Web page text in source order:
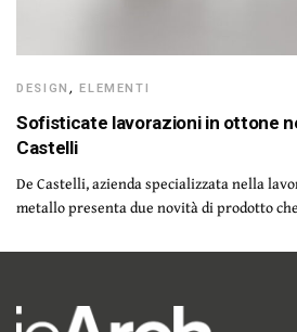
DESIGN ,ELEMENTI
Sofisticate lavorazioni in ottone
Castelli
De Castelli, azienda specializzata nella
metallo presenta due novità di prodotto